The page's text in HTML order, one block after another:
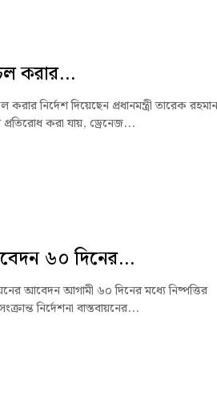
করার...
নির্দেশ দিয়েছেন প্রধানমন্ত্রী তারেক
করা যায়, ড্রেনেজ...
৬০ দিনের...
আবেদন আগামী ৬০ দিনের মধ্যে নিষ্পত্তির
নির্দেশনা বাস্তবায়নের...